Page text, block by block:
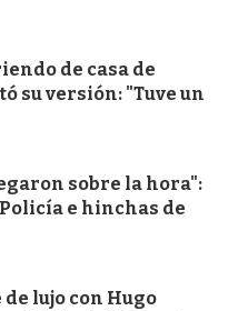
de casa de
su versión: "Tuve un
sobre la hora":
e hinchas de
lujo con Hugo